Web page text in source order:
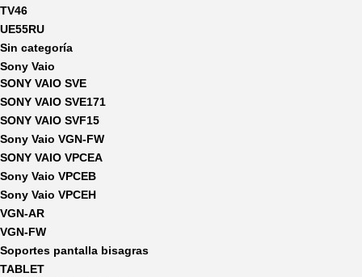
TV46
UE55RU
Sin categoría
Sony Vaio
SONY VAIO SVE
SONY VAIO SVE171
SONY VAIO SVF15
Sony Vaio VGN-FW
SONY VAIO VPCEA
Sony Vaio VPCEB
Sony Vaio VPCEH
VGN-AR
VGN-FW
Soportes pantalla bisagras
TABLET